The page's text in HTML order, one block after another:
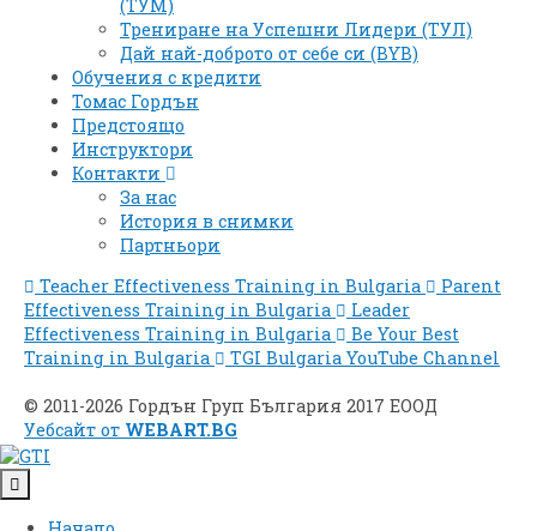
(ТУМ)
Трениране на Успешни Лидери (ТУЛ)
Дай най-доброто от себе си (BYB)
Обучения с кредити
Томас Гордън
Предстоящо
Инструктори
Контакти
За нас
История в снимки
Партньори
Teacher Effectiveness Training in Bulgaria
Parent
Effectiveness Training in Bulgaria
Leader
Effectiveness Training in Bulgaria
Be Your Best
Training in Bulgaria
TGI Bulgaria YouTube Channel
© 2011-2026 Гордън Груп България 2017 ЕООД
Уебсайт от WEBART.BG